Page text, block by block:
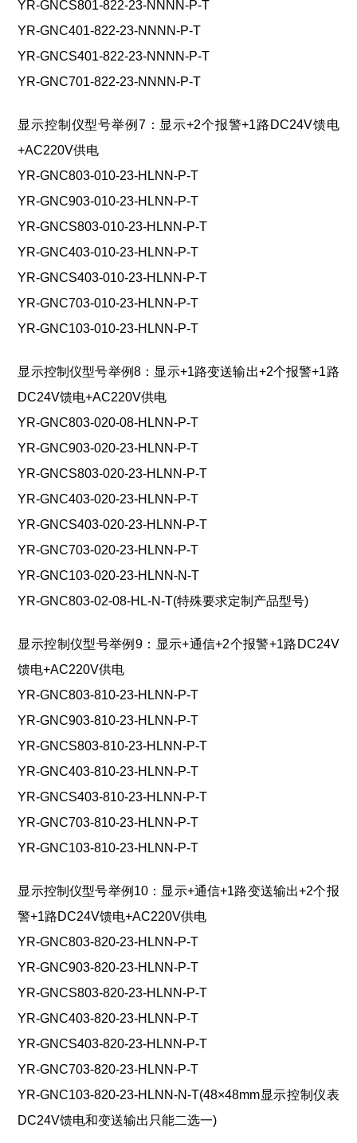
YR-GNCS801-822-23-NNNN-P-T
YR-GNC401-822-23-NNNN-P-T
YR-GNCS401-822-23-NNNN-P-T
YR-GNC701-822-23-NNNN-P-T
显示控制仪型号举例7：显示+2个报警+1路DC24V馈电
+AC220V供电
YR-GNC803-010-23-HLNN-P-T
YR-GNC903-010-23-HLNN-P-T
YR-GNCS803-010-23-HLNN-P-T
YR-GNC403-010-23-HLNN-P-T
YR-GNCS403-010-23-HLNN-P-T
YR-GNC703-010-23-HLNN-P-T
YR-GNC103-010-23-HLNN-P-T
显示控制仪型号举例8：显示+1路变送输出+2个报警+1路
DC24V馈电+AC220V供电
YR-GNC803-020-08-HLNN-P-T
YR-GNC903-020-23-HLNN-P-T
YR-GNCS803-020-23-HLNN-P-T
YR-GNC403-020-23-HLNN-P-T
YR-GNCS403-020-23-HLNN-P-T
YR-GNC703-020-23-HLNN-P-T
YR-GNC103-020-23-HLNN-N-T
YR-GNC803-02-08-HL-N-T(特殊要求定制产品型号)
显示控制仪型号举例9：显示+通信+2个报警+1路DC24V
馈电+AC220V供电
YR-GNC803-810-23-HLNN-P-T
YR-GNC903-810-23-HLNN-P-T
YR-GNCS803-810-23-HLNN-P-T
YR-GNC403-810-23-HLNN-P-T
YR-GNCS403-810-23-HLNN-P-T
YR-GNC703-810-23-HLNN-P-T
YR-GNC103-810-23-HLNN-P-T
显示控制仪型号举例10：显示+通信+1路变送输出+2个报
警+1路DC24V馈电+AC220V供电
YR-GNC803-820-23-HLNN-P-T
YR-GNC903-820-23-HLNN-P-T
YR-GNCS803-820-23-HLNN-P-T
YR-GNC403-820-23-HLNN-P-T
YR-GNCS403-820-23-HLNN-P-T
YR-GNC703-820-23-HLNN-P-T
YR-GNC103-820-23-HLNN-N-T(48×48mm显示控制仪表
DC24V馈电和变送输出只能二选一)